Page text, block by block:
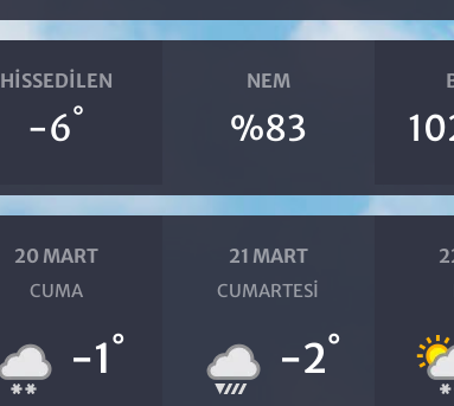
HISSEDILEN
-6°
NEM
%83
20 MART
CUMA
-1°
21 MART
CUMARTESI
-2°